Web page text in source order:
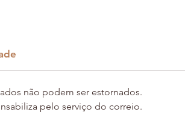
Trabalho profundo
o feminino sombrio
não podem ser estornados.
pelo serviço do correio.